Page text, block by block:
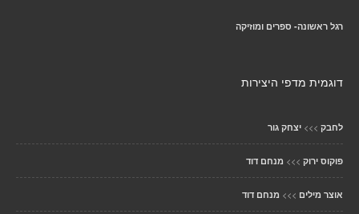
רגל ראשונה- ספרים ומוזיקה
דוגמית מדפי היצירות
לחבק >>> יצחק גור
פוקוס ירוק >>> מנחם דוד
אוצר מילים >>> מנחם דוד